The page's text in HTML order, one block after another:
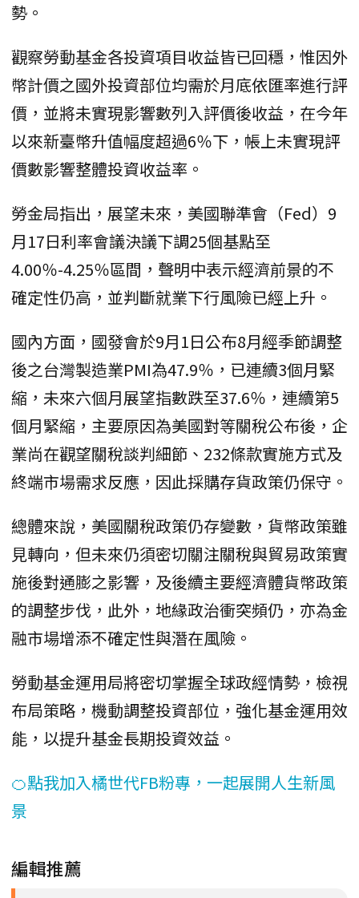
勢。
觀察勞動基金各投資項目收益皆已回穩，惟因外
幣計價之國外投資部位均需於月底依匯率進行評
價，並將未實現影響數列入評價後收益，在今年
以來新臺幣升值幅度超過6％下，帳上未實現評
價數影響整體投資收益率。
勞金局指出，展望未來，美國聯準會（Fed）9
月17日利率會議決議下調25個基點至
4.00％-4.25％區間，聲明中表示經濟前景的不
確定性仍高，並判斷就業下行風險已經上升。
國內方面，國發會於9月1日公布8月經季節調整
後之台灣製造業PMI為47.9％，已連續3個月緊
縮，未來六個月展望指數跌至37.6％，連續第5
個月緊縮，主要原因為美國對等關稅公布後，企
業尚在觀望關稅談判細節、232條款實施方式及
終端市場需求反應，因此採購存貨政策仍保守。
總體來說，美國關稅政策仍存變數，貨幣政策雖
見轉向，但未來仍須密切關注關稅與貿易政策實
施後對通膨之影響，及後續主要經濟體貨幣政策
的調整步伐，此外，地緣政治衝突頻仍，亦為金
融市場增添不確定性與潛在風險。
勞動基金運用局將密切掌握全球政經情勢，檢視
布局策略，機動調整投資部位，強化基金運用效
能，以提升基金長期投資效益。
🍊點我加入橘世代FB粉專，一起展開人生新風
景
編輯推薦